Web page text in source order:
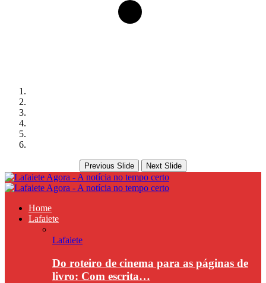
Previous Slide Next Slide
Home
Lafaiete
Lafaiete
Do roteiro de cinema para as páginas de
livro: Com escrita…